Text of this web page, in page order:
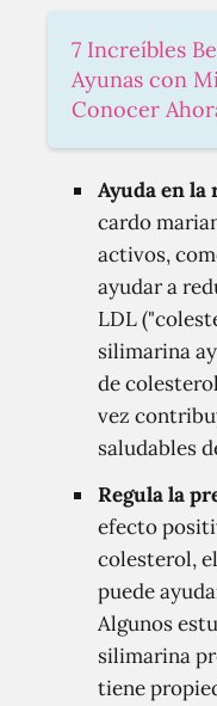
7 Increíbles
Ayunas con
Conocer
Ayuda en
cardo
activos,
ayudar a
LDL
silimarina
de
vez
saludables
Regula la
efecto
colesterol,
puede
Algunos
silimarina
tiene